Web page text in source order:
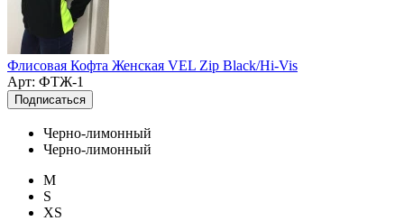
Флисовая Кофта Женская VEL Zip Black/Hi-Vis
Арт: ФТЖ-1
Подписаться
Черно-лимонный
Черно-лимонный
M
S
XS